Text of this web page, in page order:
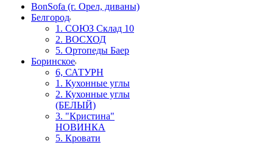
BonSofa (г. Орел, диваны)
Белгород
1. СОЮЗ Склад 10
2. ВОСХОД
5. Ортопеды Баер
Боринское
6, САТУРН
1. Кухонные углы
2. Кухонные углы
(БЕЛЫЙ)
3. "Кристина"
НОВИНКА
5. Кровати